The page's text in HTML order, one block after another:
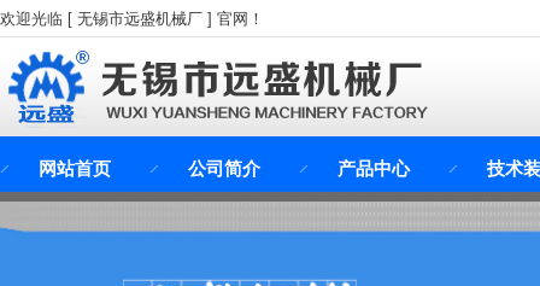
欢迎光临 [ 无锡市远盛机械厂 ] 官网！
网站首页 公司简介 产品中心 技术